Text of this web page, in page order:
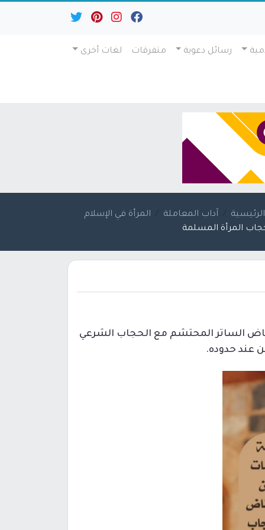
رسائل دعوية متفرقات لغات أخرى
آداب المعاملة
المرأة في الإسلام
المرأة المسلمة
الساتر المحتشم مع الحجاب الشرعي
عند حدوده.